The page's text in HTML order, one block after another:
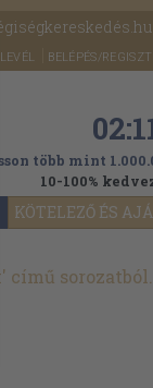
BELÉPÉS/
KÖTELEZŐ ÉS
több mint
10-100%
sorozatból.